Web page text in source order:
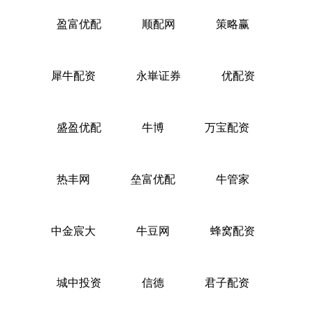
盈富优配 顺配网 策略赢
犀牛配资 永崋证券 优配资
盛盈优配 牛博 万宝配资
热丰网 垒富优配 牛管家
中金宸大 牛豆网 蜂窝配资
城中投资 信德 君子配资